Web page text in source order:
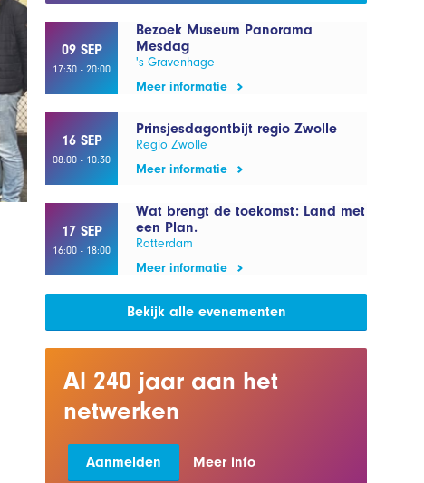
09 SEP
17:30 - 20:00
Bezoek Museum Panorama
Mesdag
's-Gravenhage
Meer informatie
16 SEP
08:00 - 10:30
Prinsjesdagontbijt regio Zwolle
Regio Zwolle
Meer informatie
17 SEP
16:00 - 18:00
Wat brengt de toekomst: Land met
een Plan.
Rotterdam
Meer informatie
Bekijk alle evenementen
Al 240 jaar aan het
netwerken
Aanmelden Meer info